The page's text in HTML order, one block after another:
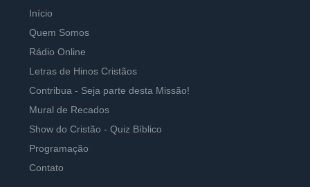
Início
Quem Somos
Rádio Online
Letras de Hinos Cristãos
Contribua - Seja parte desta Missão!
Mural de Recados
Show do Cristão - Quiz Bíblico
Programação
Contato